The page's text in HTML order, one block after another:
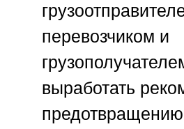
перевозчиком и
выработать